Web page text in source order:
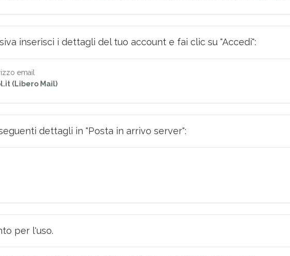
inserisci i dettagli del tuo account e fai clic su "Accedi":
email
(Libero Mail)
dettagli in "Posta in arrivo server":
per l'uso.